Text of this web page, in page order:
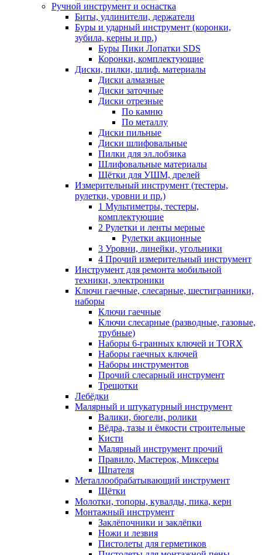
Ручной инструмент и оснастка
Биты, удлинители, держатели
Буры и ударный инструмент (коронки,
зубила, керны и пр.)
Буры Пики Лопатки SDS
Коронки, комплектующие
Диски, пилки, шлиф. материалы
Диски алмазные
Диски заточные
Диски отрезные
По камню
По металлу
Диски пильные
Диски шлифовальные
Пилки для эл.лобзика
Шлифовальные материалы
Щётки для УШМ, дрелей
Измерительный инструмент (тестеры,
рулетки, уровни и пр.)
1 Мультиметры, тестеры,
комплектующие
2 Рулетки и ленты мерные
Рулетки акционные
3 Уровни, линейки, угольники
4 Прочий измерительный инструмент
Инструмент для ремонта мобильной
техники, электроники
Ключи гаечные, слесарные, шестигранники,
наборы
Ключи гаечные
Ключи слесарные (разводные, газовые,
трубные)
Наборы 6-гранных ключей и TORX
Наборы гаечных ключей
Наборы инструментов
Прочий слесарный инструмент
Трещотки
Лебёдки
Малярный и штукатурный инструмент
Валики, бюгели, ролики
Вёдра, тазы и ёмкости строительные
Кисти
Малярный инструмент прочий
Правило, Мастерок, Миксеры
Шпателя
Металлообрабатывающий инструмент
Щётки
Молотки, топоры, кувалды, пика, керн
Монтажный инструмент
Заклёпочники и заклёпки
Ножи и лезвия
Пистолеты для герметиков